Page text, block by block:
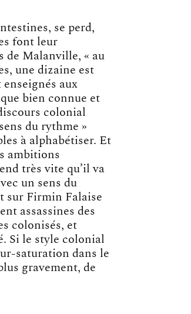
se perd,
font leur
de Malanville, « au
une dizaine est
aux
bien connue et
colonial
du rythme »
à alphabétiser. Et
ambitions
très vite qu’il va
un sens du
sur Firmin Falaise
assassines des
colonisés, et
Si le style colonial
saturation dans le
gravement, de